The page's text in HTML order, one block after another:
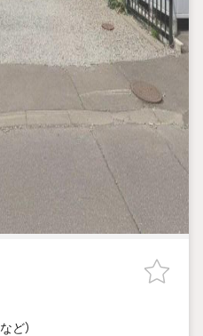
など）